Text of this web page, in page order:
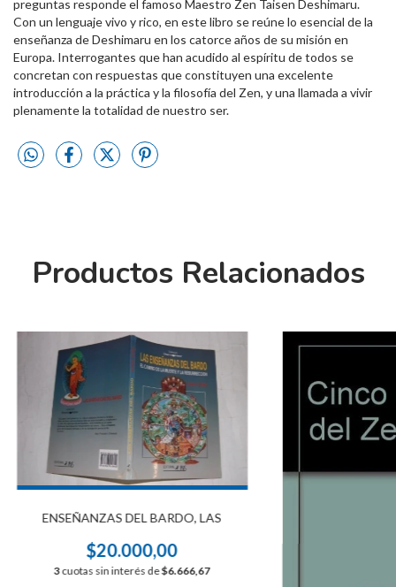
preguntas responde el famoso Maestro Zen Taisen Deshimaru.
Con un lenguaje vivo y rico, en este libro se reúne lo esencial de la
enseñanza de Deshimaru en los catorce años de su misión en
Europa. Interrogantes que han acudido al espíritu de todos se
concretan con respuestas que constituyen una excelente
introducción a la práctica y la filosofía del Zen, y una llamada a vivir
plenamente la totalidad de nuestro ser.
Productos Relacionados
ENSEÑANZAS DEL BARDO, LAS
$20.000,00
3cuotas sin interés de$6.666,67